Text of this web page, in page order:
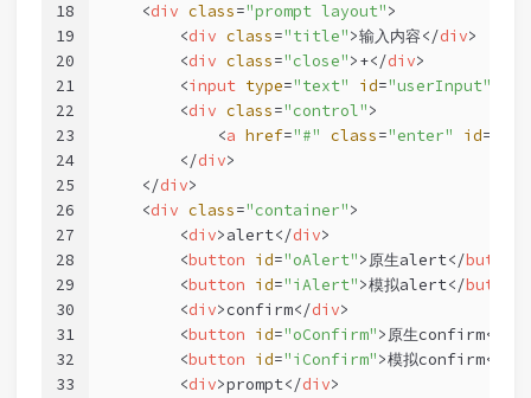
18
19
20
21
22
23
24
25
26
27
28
29
30
31
32
33
<div class="prompt layout">
<div class="title">输入内容</div>
<div class="close">+</div>
<input type="text" id="userInput"
<div class="control">
<a href="#" class="enter" id=
</div>
</div>
<div class="container">
<div>alert</div>
<button id="oAlert">原生alert</button
<button id="iAlert">模拟alert</button
<div>confirm</div>
<button id="oConfirm">原生confirm</
<button id="iConfirm">模拟confirm</
<div>prompt</div>